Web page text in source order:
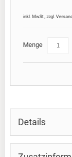
inkl. MwSt., zzgl.
Menge
Details